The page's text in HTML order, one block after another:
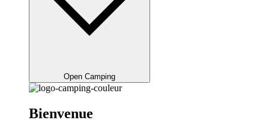
Open Camping
Bienvenue